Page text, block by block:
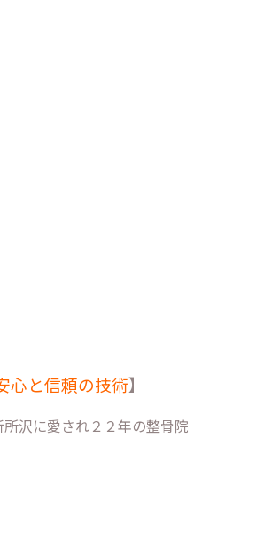
心と信頼の技術】
沢に愛され２２年の整骨院